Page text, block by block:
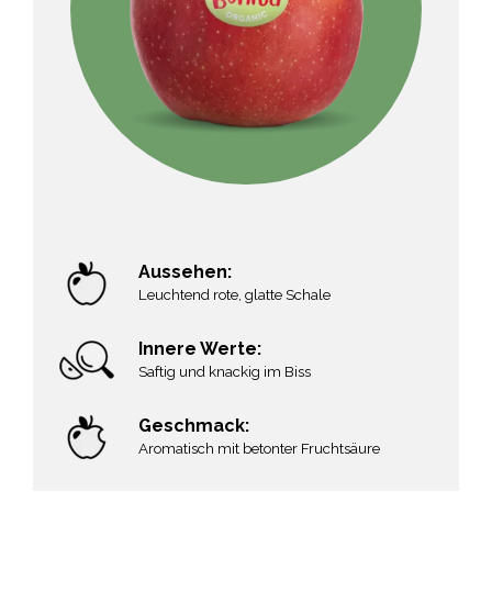
Aussehen:
Leuchtend rote, glatte Schale
Innere Werte:
Saftig und knackig im Biss
Geschmack:
Aromatisch mit betonter Fruchtsäure